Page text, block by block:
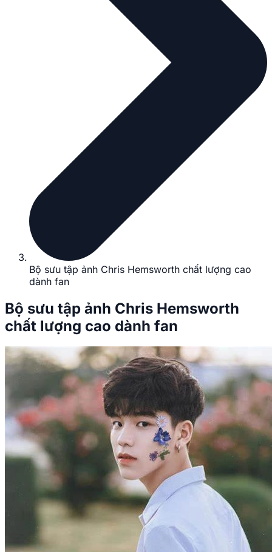
Bộ sưu tập ảnh Chris Hemsworth chất lượng cao
dành fan
Bộ sưu tập ảnh Chris Hemsworth
chất lượng cao dành fan